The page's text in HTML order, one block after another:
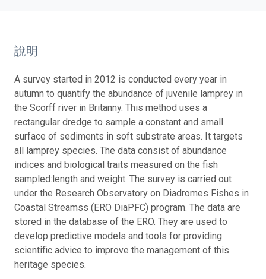
說明
A survey started in 2012 is conducted every year in
autumn to quantify the abundance of juvenile lamprey in
the Scorff river in Britanny. This method uses a
rectangular dredge to sample a constant and small
surface of sediments in soft substrate areas. It targets
all lamprey species. The data consist of abundance
indices and biological traits measured on the fish
sampled:length and weight. The survey is carried out
under the Research Observatory on Diadromes Fishes in
Coastal Streamss (ERO DiaPFC) program. The data are
stored in the database of the ERO. They are used to
develop predictive models and tools for providing
scientific advice to improve the management of this
heritage species.